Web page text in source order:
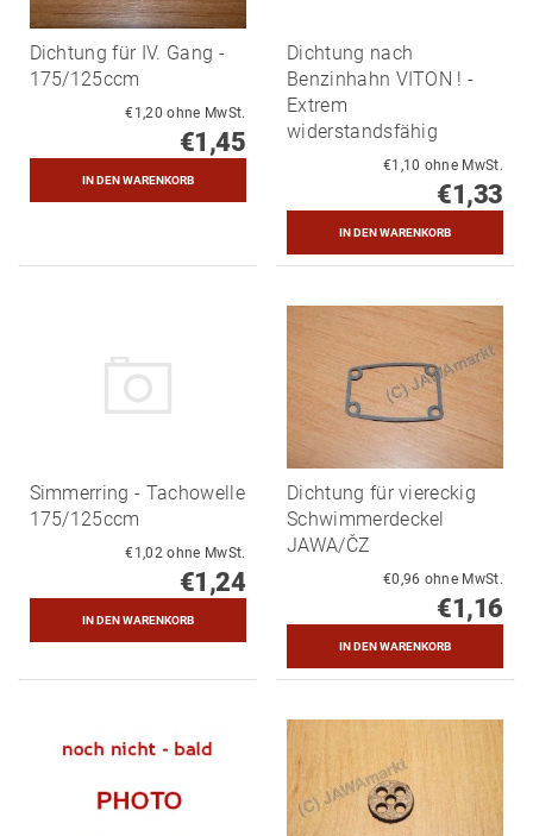
Dichtung für IV. Gang -
175/125ccm
€1,20 ohne MwSt.
€1,45
Dichtung nach
Benzinhahn VITON ! -
Extrem
widerstandsfähig
€1,10 ohne MwSt.
€1,33
Simmerring - Tachowelle
175/125ccm
€1,02 ohne MwSt.
€1,24
Dichtung für viereckig
Schwimmerdeckel
JAWA/ČZ
€0,96 ohne MwSt.
€1,16